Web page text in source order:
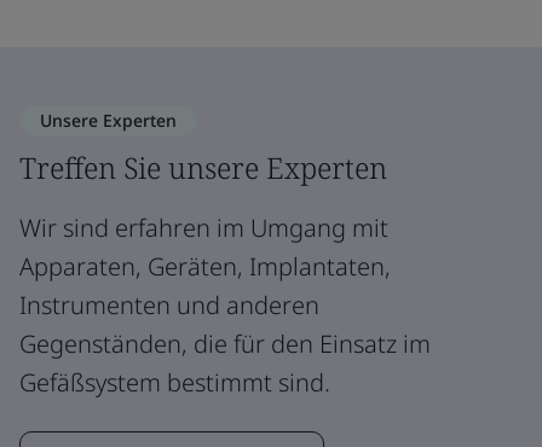
Unsere Experten
Treffen Sie unsere Experten
Wir sind erfahren im Umgang mit
Apparaten, Geräten, Implantaten,
Instrumenten und anderen
Gegenständen, die für den Einsatz im
Gefäßsystem bestimmt sind.